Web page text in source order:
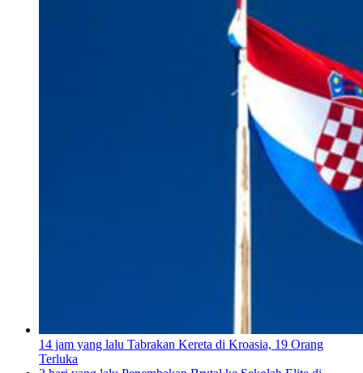
14 jam yang lalu Tabrakan Kereta di Kroasia, 19 Orang
Terluka